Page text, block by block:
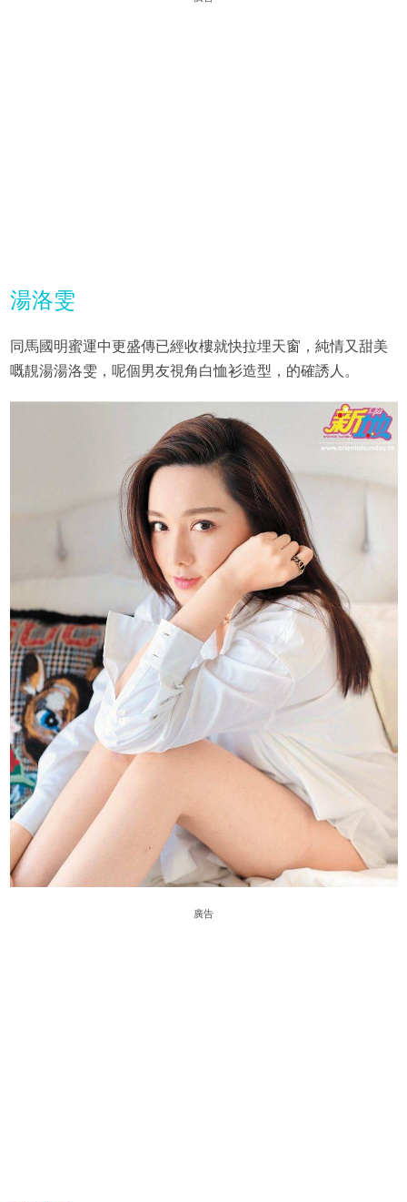
湯洛雯
同馬國明蜜運中更盛傳已經收樓就快拉埋天窗，純情又甜美
嘅靚湯湯洛雯，呢個男友視角白恤衫造型，的確誘人。
廣告